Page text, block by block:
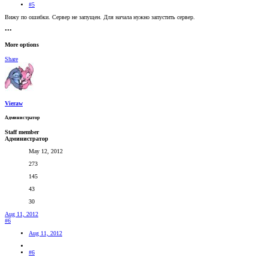
#5
Вижу по ошибки. Сервер не запущен. Для начала нужно запустить сервер.
•••
More options
Share
Vieraw
Администратор
Staff member
Администратор
May 12, 2012
273
145
43
30
Aug 11, 2012
#6
Aug 11, 2012
#6